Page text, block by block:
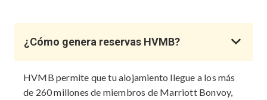
¿Cómo genera reservas HVMB?
HVMB permite que tu alojamiento llegue a los más
de 260 millones de miembros de Marriott Bonvoy,